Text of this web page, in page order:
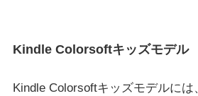
Kindle Colorsoftキッズモデル
Kindle Colorsoftキッズモデルに